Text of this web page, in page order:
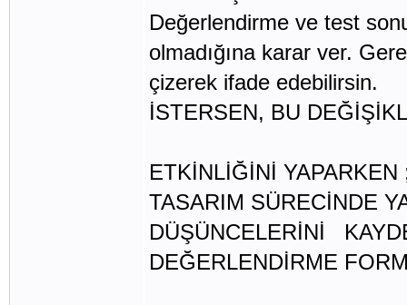
Değerlendirme ve test
olmadığına karar ver.
çizerek ifade edebilirsin.
İSTERSEN, BU
ETKİNLİĞİNİ YAPARKEN
TASARIM SÜRECİNDE
DÜŞÜNCELERİNİ
DEĞERLENDİRME